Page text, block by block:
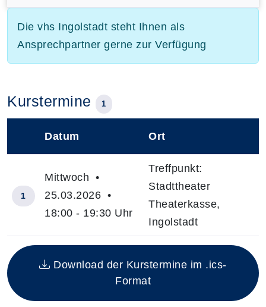
Die vhs Ingolstadt steht Ihnen als
Ansprechpartner gerne zur Verfügung
Kurstermine 1
Insgesamt gibt es 1 Termine zum diesen Kurs
Datum Ort
1
Mittwoch •
25.03.2026 •
18:00 - 19:30 Uhr
Treffpunkt:
Stadttheater
Theaterkasse,
Ingolstadt
Download der Kurstermine im .ics-
Format